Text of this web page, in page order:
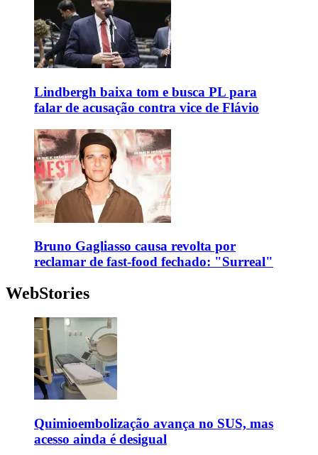
Lindbergh baixa tom e busca PL para
falar de acusação contra vice de Flávio
Bruno Gagliasso causa revolta por
reclamar de fast-food fechado: "Surreal"
WebStories
Quimioembolização avança no SUS, mas
acesso ainda é desigual